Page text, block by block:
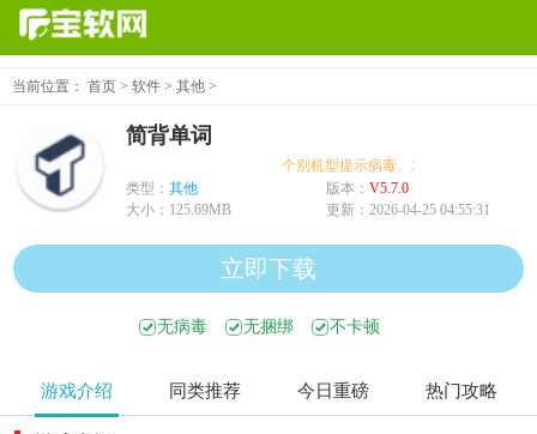
当前位置： 首页 > 软件 > 其他 >
简背单词
个别机型提示病毒、木马、危险，均为误
类型： 其他 版本： V5.7.0
大小： 125.69MB 更新： 2026-04-25 04:55:31
立即下载
无病毒 无捆绑 不卡顿
游戏介绍 同类推荐 今日重磅 热门攻略